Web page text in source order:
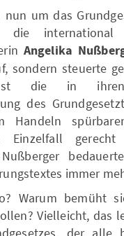
um das
Angelika
sondern steuerte
die in ihren
des
Handeln
Einzelfall
Nußberger
immer
Warum bemüht
Vielleicht, das